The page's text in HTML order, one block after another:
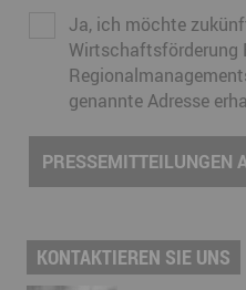
Ja, ich möchte
Wirtschaftsförderung
genannte Adresse
KONTAKTIEREN SIE UNS